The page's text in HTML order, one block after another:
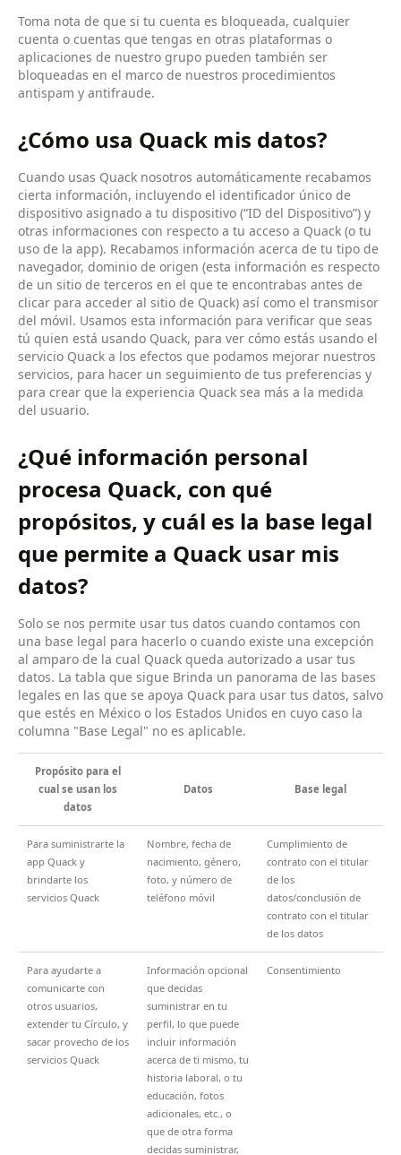
Toma nota de que si tu cuenta es bloqueada, cualquier
cuenta o cuentas que tengas en otras plataformas o
aplicaciones de nuestro grupo pueden también ser
bloqueadas en el marco de nuestros procedimientos
antispam y antifraude.
¿Cómo usa Quack mis datos?
Cuando usas Quack nosotros automáticamente recabamos
cierta información, incluyendo el identificador único de
dispositivo asignado a tu dispositivo (“ID del Dispositivo”) y
otras informaciones con respecto a tu acceso a Quack (o tu
uso de la app). Recabamos información acerca de tu tipo de
navegador, dominio de origen (esta información es respecto
de un sitio de terceros en el que te encontrabas antes de
clicar para acceder al sitio de Quack) así como el transmisor
del móvil. Usamos esta información para verificar que seas
tú quien está usando Quack, para ver cómo estás usando el
servicio Quack a los efectos que podamos mejorar nuestros
servicios, para hacer un seguimiento de tus preferencias y
para crear que la experiencia Quack sea más a la medida
del usuario.
¿Qué información personal
procesa Quack, con qué
propósitos, y cuál es la base legal
que permite a Quack usar mis
datos?
Solo se nos permite usar tus datos cuando contamos con
una base legal para hacerlo o cuando existe una excepción
al amparo de la cual Quack queda autorizado a usar tus
datos. La tabla que sigue Brinda un panorama de las bases
legales en las que se apoya Quack para usar tus datos, salvo
que estés en México o los Estados Unidos en cuyo caso la
columna "Base Legal" no es aplicable.
Propósito para el
cual se usan los
datos
Datos Base legal
Para suministrarte la
app Quack y
brindarte los
servicios Quack
Nombre, fecha de
nacimiento, género,
foto, y número de
teléfono móvil
Cumplimiento de
contrato con el titular
de los
datos/conclusión de
contrato con el titular
de los datos
Para ayudarte a
comunicarte con
otros usuarios,
extender tu Círculo, y
sacar provecho de los
servicios Quack
Información opcional
que decidas
suministrar en tu
perfil, lo que puede
incluir información
acerca de ti mismo, tu
historia laboral, o tu
educación, fotos
adicionales, etc., o
que de otra forma
decidas suministrar,
Consentimiento